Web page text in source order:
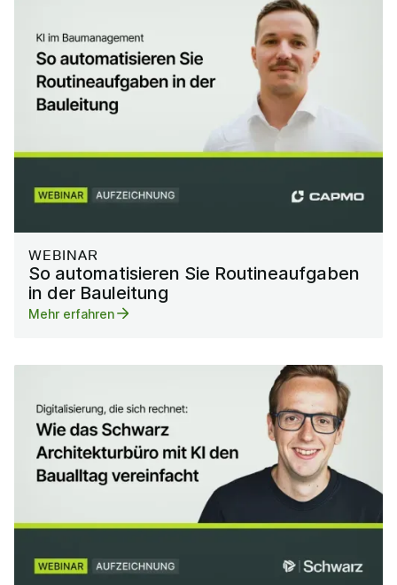
WEBINAR
So automatisieren Sie Routineaufgaben
in der Bauleitung
Mehr erfahren